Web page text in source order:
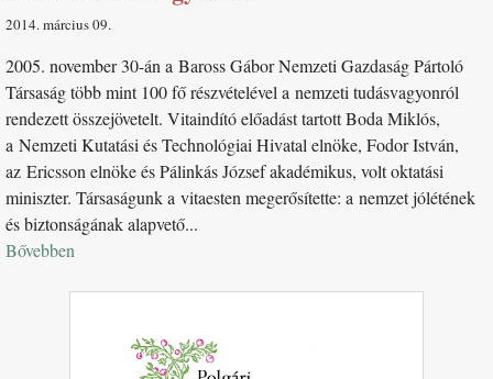
2014. március 09
2005. november 30-án a Baross Gábor Nemzeti Gazdaság Pártoló
Társaság több mint 100 fő részvételével a nemzeti tudásvagyonról
rendezett összejövetelt. Vitaindító előadást tartott Boda Miklós,
a Nemzeti Kutatási és Technológiai Hivatal elnöke, Fodor István,
az Ericsson elnöke és Pálinkás József akadémikus, volt oktatási
miniszter. Társaságunk a vitaesten megerősítette: a nemzet jólétének
és biztonságának alapvető...
Bővebben